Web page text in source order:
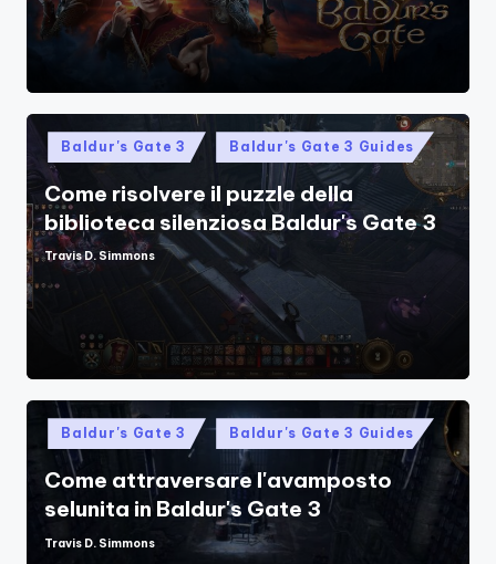
Posted
in
Baldur's Gate 3 Baldur's Gate 3 Guides
Come risolvere il puzzle della
biblioteca silenziosa Baldur's Gate 3
Posted
Travis D. Simmons
Posted
in
Baldur's Gate 3 Baldur's Gate 3 Guides
Come attraversare l'avamposto
selunita in Baldur's Gate 3
Posted
Travis D. Simmons